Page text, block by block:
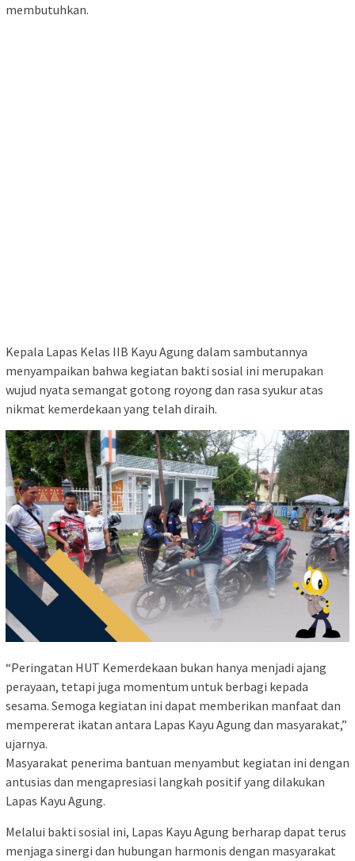
membutuhkan.
Kepala Lapas Kelas IIB Kayu Agung dalam sambutannya
menyampaikan bahwa kegiatan bakti sosial ini merupakan
wujud nyata semangat gotong royong dan rasa syukur atas
nikmat kemerdekaan yang telah diraih.
“Peringatan HUT Kemerdekaan bukan hanya menjadi ajang
perayaan, tetapi juga momentum untuk berbagi kepada
sesama. Semoga kegiatan ini dapat memberikan manfaat dan
mempererat ikatan antara Lapas Kayu Agung dan masyarakat,”
ujarnya.
Masyarakat penerima bantuan menyambut kegiatan ini dengan
antusias dan mengapresiasi langkah positif yang dilakukan
Lapas Kayu Agung.
Melalui bakti sosial ini, Lapas Kayu Agung berharap dapat terus
menjaga sinergi dan hubungan harmonis dengan masyarakat